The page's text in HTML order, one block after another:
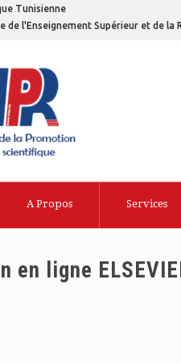
Tunisienne
de l'Enseignement Supérieur et de la
A Propos Services
en ligne